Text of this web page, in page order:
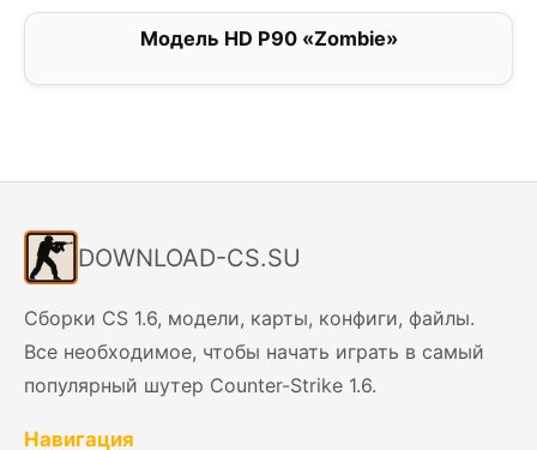
Модель HD P90 «Zombie»
DOWNLOAD-CS.SU
Сборки CS 1.6, модели, карты, конфиги, файлы.
Все необходимое, чтобы начать играть в самый
популярный шутер Counter-Strike 1.6.
Навигация